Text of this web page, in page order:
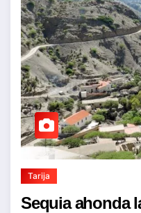
Tarija
Sequia ahonda